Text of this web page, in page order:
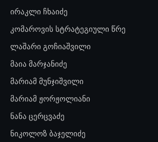
ირაკლი ჩხაიძე
კომაროვის სტრატეგიული წრე
ლაშარი გოჩიაშვილი
მაია მარჯანიძე
მარიამ მუნჯიშვილი
მარიამ ჟორჟოლიანი
ნანა ცერცვაძე
ნიკოლოზ ბაჯელიძე